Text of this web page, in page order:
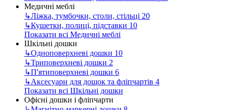
Медичні меблі
↳Ліжка, тумбочки, столи, стільці 20
↳Кушетки, полиці, підставки 10
Показати всі Медичні меблі
Шкільні дошки
↳Одноповерхневі дошки 10
↳Триповерхневі дошки 2
↳П'ятиповерхневі дошки 6
↳Аксесуари для дощок та фліпчартів 4
Показати всі Шкільні дошки
Офісні дошки і фліпчарти